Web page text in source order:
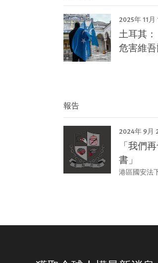
2025年 11月
土耳其：
危害維
報告
2024年 9月
「我們
書」
港區國安法